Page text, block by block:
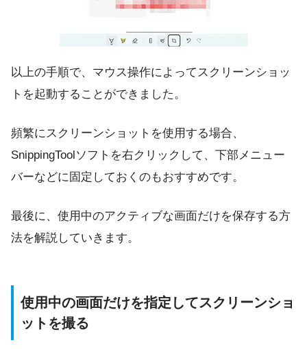
以上の手順で、マウス操作によってスクリーンショッ
トを起動することができました。
頻繁にスクリーンショットを使用する場合、
SnippingToolソフトを右クリックして、下部メニュー
バーなどに固定しておくのもおすすめです。
最後に、使用中のアクティブな画面だけを保存する方
法を解説していきます。
使用中の画面だけを指定してスクリーンショ
ットを撮る